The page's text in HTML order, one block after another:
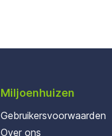
Miljoenhuizen
Gebruikersvoorwaarden
Over ons